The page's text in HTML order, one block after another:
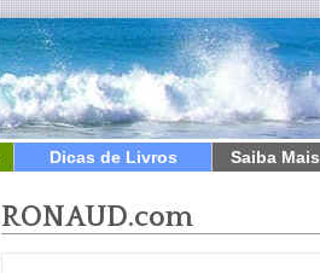
Dicas de Livros Saiba Mais
RONAUD.com